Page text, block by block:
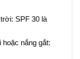
SPF 30 là
nắng gắt: